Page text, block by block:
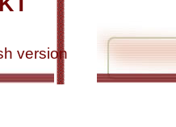
version